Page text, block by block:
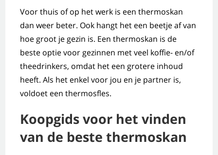
Voor thuis of op het werk is een thermoskan
dan weer beter. Ook hangt het een beetje af van
hoe groot je gezin is. Een thermoskan is de
beste optie voor gezinnen met veel koffie- en/of
theedrinkers, omdat het een grotere inhoud
heeft. Als het enkel voor jou en je partner is,
voldoet een thermosfles.
Koopgids voor het vinden
van de beste thermoskan